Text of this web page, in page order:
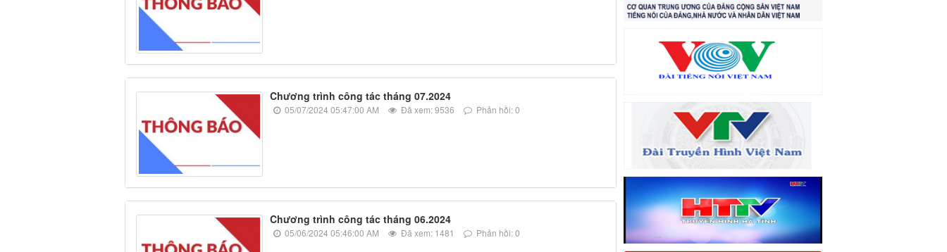
Chương trình công tác tháng 07.2024
05/07/2024 05:47:00 AM Đã xem: 9536 Phản hồi: 0
Chương trình công tác tháng 06.2024
05/06/2024 05:46:00 AM Đã xem: 1481 Phản hồi: 0